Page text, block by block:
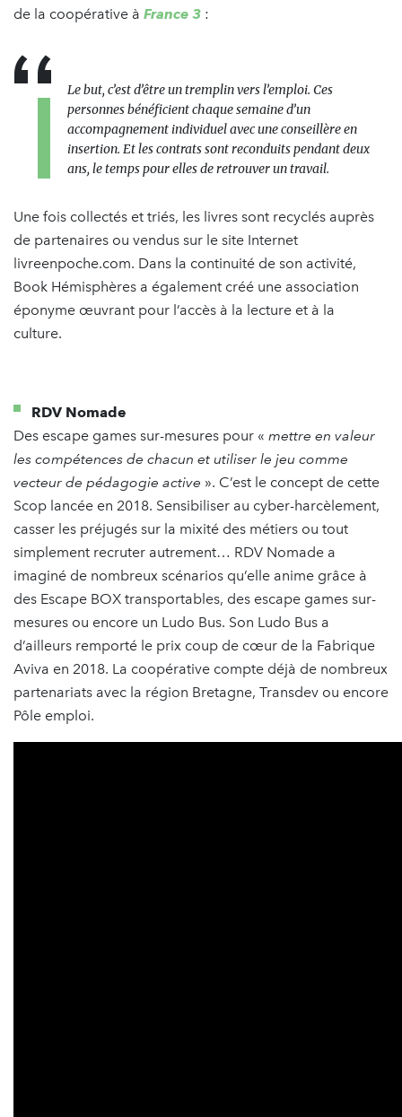
de la coopérative à France 3 :
Le but, c’est d’être un tremplin vers l’emploi. Ces
personnes bénéficient chaque semaine d’un
accompagnement individuel avec une conseillère en
insertion. Et les contrats sont reconduits pendant deux
ans, le temps pour elles de retrouver un travail.
Une fois collectés et triés, les livres sont recyclés auprès
de partenaires ou vendus sur le site Internet
livreenpoche.com. Dans la continuité de son activité,
Book Hémisphères a également créé une association
éponyme œuvrant pour l’accès à la lecture et à la
culture.
RDV Nomade
Des escape games sur-mesures pour « mettre en valeur
les compétences de chacun et utiliser le jeu comme
vecteur de pédagogie active ». C’est le concept de cette
Scop lancée en 2018. Sensibiliser au cyber-harcèlement,
casser les préjugés sur la mixité des métiers ou tout
simplement recruter autrement… RDV Nomade a
imaginé de nombreux scénarios qu’elle anime grâce à
des Escape BOX transportables, des escape games sur-
mesures ou encore un Ludo Bus. Son Ludo Bus a
d’ailleurs remporté le prix coup de cœur de la Fabrique
Aviva en 2018. La coopérative compte déjà de nombreux
partenariats avec la région Bretagne, Transdev ou encore
Pôle emploi.